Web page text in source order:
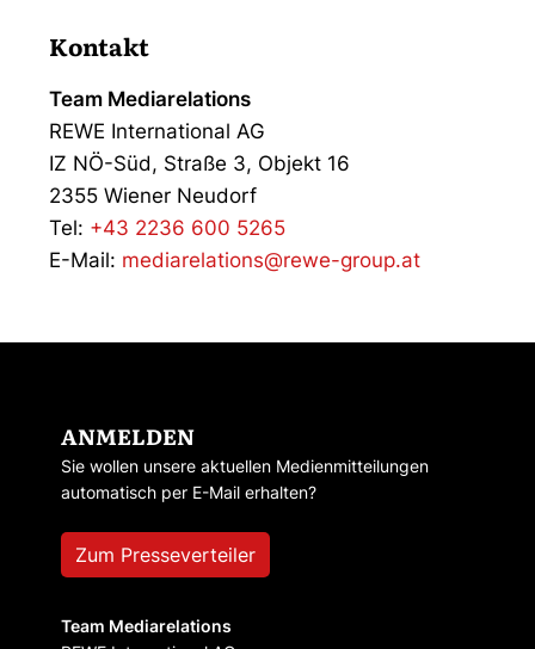
Kontakt
Team Mediarelations
REWE International AG
IZ NÖ-Süd, Straße 3, Objekt 16
2355 Wiener Neudorf
Tel: +43 2236 600 5265
E-Mail: mediarelations@rewe-group.at
ANMELDEN
Sie wollen unsere aktuellen Medienmitteilungen
automatisch per E-Mail erhalten?
Zum Presseverteiler
Team Mediarelations